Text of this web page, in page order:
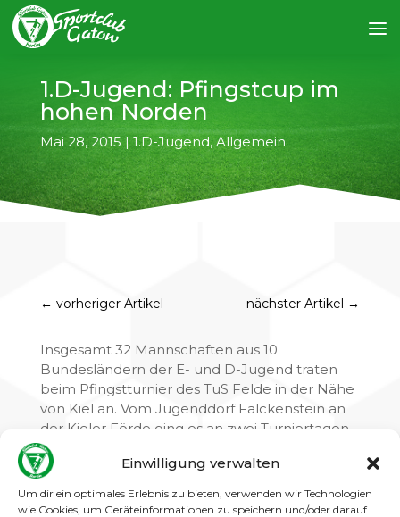
Einwilligung verwalten
Um dir ein optimales Erlebnis zu bieten, verwenden wir Technologien
wie Cookies, um Geräteinformationen zu speichern und/oder darauf
1.D-Jugend: Pfingstcup im
hohen Norden
Mai 28, 2015 | 1.D-Jugend,Allgemein
← vorheriger Artikel nächster Artikel →
Insgesamt 32 Mannschaften aus 10
Bundesländern der E- und D-Jugend traten
beim Pfingstturnier des TuS Felde in der Nähe
von Kiel an. Vom Jugenddorf Falckenstein an
der Kieler Förde ging es an zwei Turniertagen
jeweils zum Turnierort. Dort wurde nach
lokalem Regelwerk mit 6+1, Abseits und ohne
Mittellinienregel auf einem etwas kleinerem
Feld gespielt. Sicherlich für uns eine neue